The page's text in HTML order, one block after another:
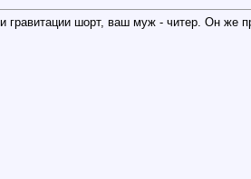
гравитации шорт, ваш муж - читер. Он же